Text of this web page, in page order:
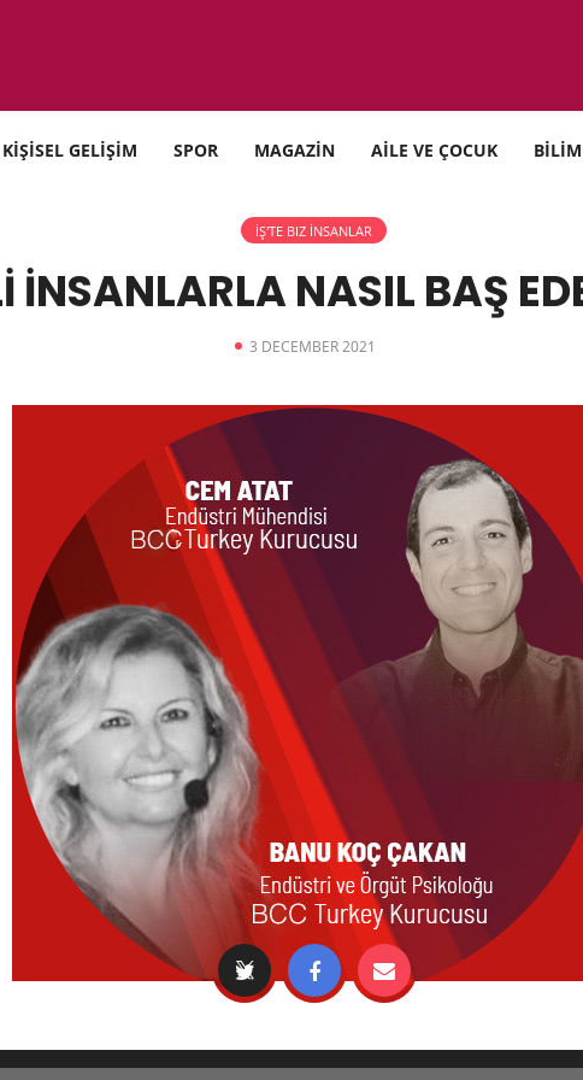
KİŞİSEL GELİŞİM SPOR MAGAZİN AİLE VE ÇOCUK BİLİM
İŞ'TE BIZ İNSANLAR
İNSANLARLA NASIL BAŞ
3 DECEMBER 2021